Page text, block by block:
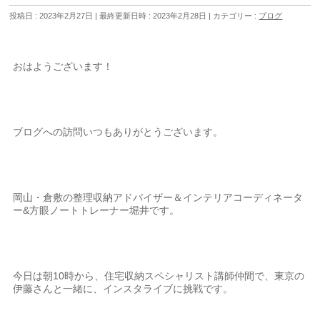
投稿日 : 2023年2月27日 最終更新日時 : 2023年2月28日 カテゴリー : ブログ
おはようございます！
ブログへの訪問いつもありがとうございます。
岡山・倉敷の整理収納アドバイザー＆インテリアコーディネータ
ー&方眼ノートトレーナー堀井です。
今日は朝10時から、住宅収納スペシャリスト講師仲間で、東京の
伊藤さんと一緒に、インスタライブに挑戦です。